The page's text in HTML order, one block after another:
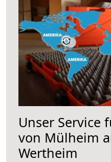
Unser Service
von Mülheim
Wertheim